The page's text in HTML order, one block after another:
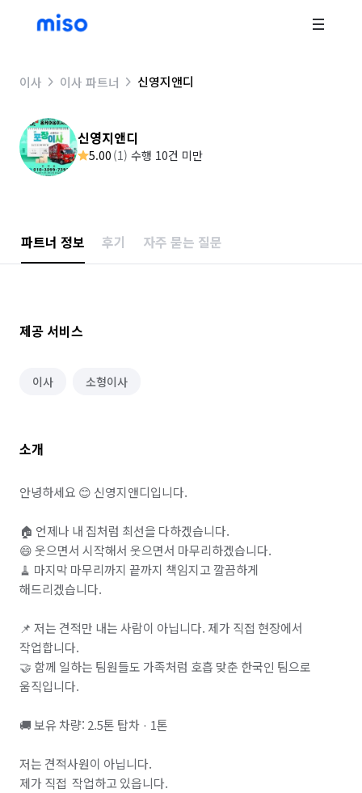
이사 이사 파트너 신영지앤디
신영지앤디
5.00 (1) 수행 10건 미만
파트너 정보 후기 자주 묻는 질문
제공 서비스
이사 소형이사
소개
안녕하세요 😊 신영지앤디입니다.
🏠 언제나 내 집처럼 최선을 다하겠습니다.
😄 웃으면서 시작해서 웃으면서 마무리하겠습니다.
🧹 마지막 마무리까지 끝까지 책임지고 깔끔하게
해드리겠습니다.
📌 저는 견적만 내는 사람이 아닙니다. 제가 직접 현장에서
작업합니다.
🤝 함께 일하는 팀원들도 가족처럼 호흡 맞춘 한국인 팀으로
움직입니다.
🚚 보유 차량: 2.5톤 탑차 · 1톤
저는 견적사원이 아닙니다.
제가 직접  작업하고 있읍니다.